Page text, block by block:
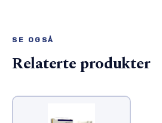
SE OGSÅ
Relaterte produkter